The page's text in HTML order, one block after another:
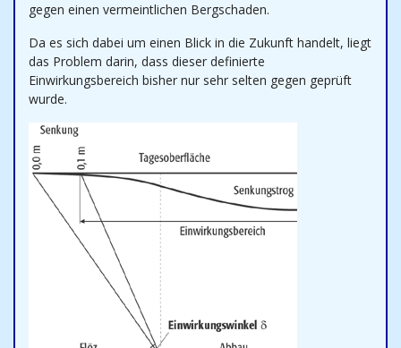
gegen einen vermeintlichen Bergschaden.
Da es sich dabei um einen Blick in die Zukunft handelt, liegt
das Problem darin, dass dieser definierte
Einwirkungsbereich bisher nur sehr selten gegen geprüft
wurde.